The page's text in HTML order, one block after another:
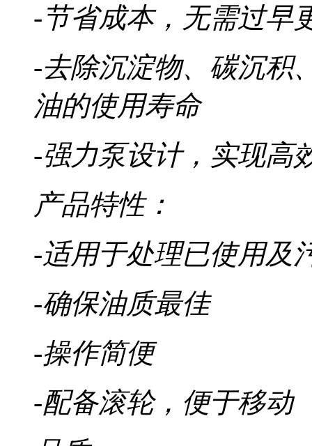
-节省成本，无需过早
-去除沉淀物、碳沉积
油的使用寿命
-强力泵设计，实现高
产品特性：
-适用于处理已使用及
-确保油质最佳
-操作简便
-配备滚轮，便于移动